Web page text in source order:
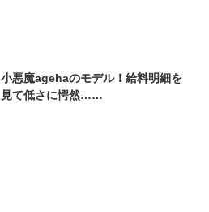
小悪魔agehaのモデル！給料明細を
見て低さに愕然……